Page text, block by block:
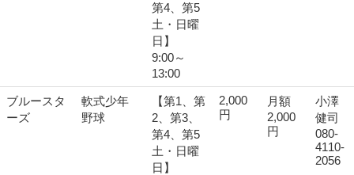
第4、第5
土・日曜
日】
9:00～
13:00
ブルースタ
ーズ
軟式少年
野球
【第1、第
2、第3、
第4、第5
土・日曜
日】
2,000
円
月額
2,000
円
小澤
健司
080-
4110-
2056